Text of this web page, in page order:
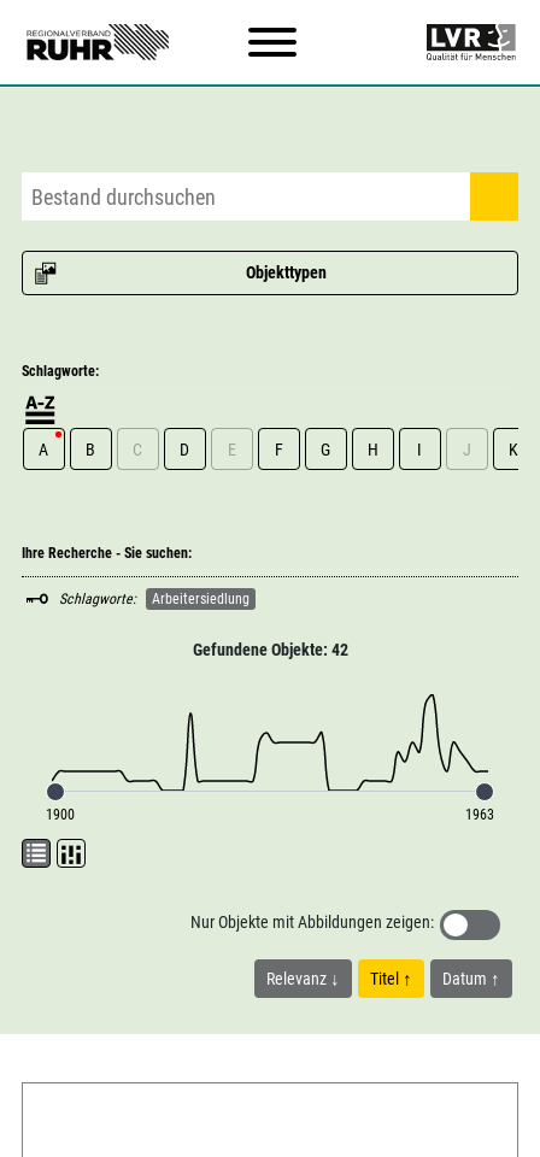
Objekttypen
Gefundene Objekte: 42
1900 1963
Relevanz Titel Datum
Nur Objekte mit Abbildungen zeigen:
Schlagworte:
A B C D E F G H I J K
Ihre Recherche - Sie suchen:
Schlagworte: Arbeitersiedlung